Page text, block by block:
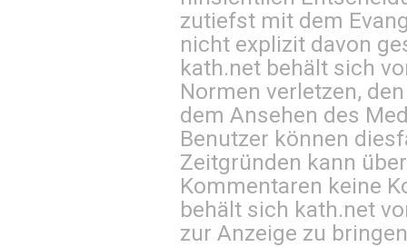
zutiefst mit dem
nicht explizit davon
kath.net behält sich
Normen verletzen,
dem Ansehen des
Benutzer können
Zeitgründen kann
Kommentaren keine
behält sich kath.net
zur Anzeige zu